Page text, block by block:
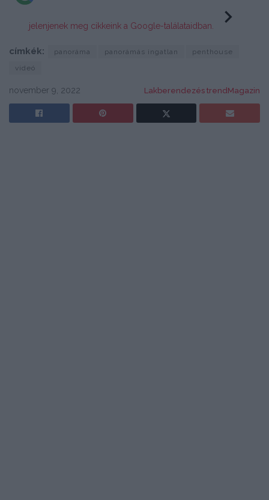
jelenjenek meg cikkeink a Google-találataidban.
címkék: panoráma panorámás ingatlan
penthouse
videó
november 9, 2022 Lakberendezés trendMagazin